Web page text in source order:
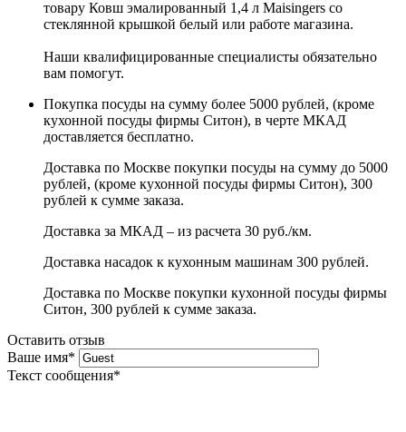
товару Ковш эмалированный 1,4 л Maisingers со
стеклянной крышкой белый или работе магазина.
Наши квалифицированные специалисты обязательно
вам помогут.
Покупка посуды на сумму более 5000 рублей, (кроме
кухонной посуды фирмы Ситон), в черте МКАД
доставляется бесплатно.
Доставка по Москве покупки посуды на сумму до 5000
рублей, (кроме кухонной посуды фирмы Ситон), 300
рублей к сумме заказа.
Доставка за МКАД – из расчета 30 руб./км.
Доставка насадок к кухонным машинам 300 рублей.
Доставка по Москве покупки кухонной посуды фирмы
Ситон, 300 рублей к сумме заказа.
Оставить отзыв
Ваше имя*
Текст сообщения*